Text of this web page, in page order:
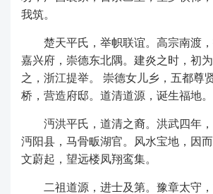
我筑。
楚天平氏，举帜联谊。高宗南渡
嘉兴府，崇德东北隅。建炎之时，初
之，浙江提举。
崇德女儿乡，五都尊
桥，营造府邸。道清道源，诞生福地。
沔洪平氏，道清之裔。洪武四年
沔阳县，马骨畈湖官。风水宝地，因
文蔚起，望远楼凤翔鸾集。
二祖道源，进士及第。豫章太守